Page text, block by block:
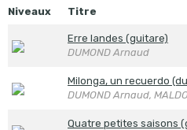
Niveaux Titre
Erre landes (guitare)
DUMOND Arnaud
Milonga, un recuerdo
DUMOND Arnaud,
Quatre petites saisons